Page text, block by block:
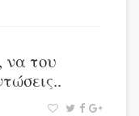
να του